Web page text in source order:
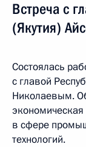
Встреча с
(Якутия)
Состоялась
с главой
Николаевым.
экономическая
в сфере
технологий.